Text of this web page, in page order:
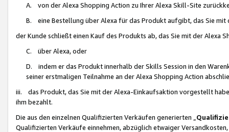
A. von der Alexa Shopping Action zu Ihrer Alexa Skill-Site
B. eine Bestellung über Alexa für das Produkt aufgibt, das Sie mit
der Kunde schließt einen Kauf des Produkts ab, das Sie mit der Alexa
C. über Alexa, oder
D. indem er das Produkt innerhalb der Skills Session in den
seiner erstmaligen Teilnahme an der Alexa Shopping Action
iii. das Produkt, das Sie mit der Alexa-Einkaufsaktion vorgestellt
ihm bezahlt.
Die aus den einzelnen Qualifizierten Verkäufen generierten „
Qualifizierten Verkäufe einnehmen, abzüglich etwaiger